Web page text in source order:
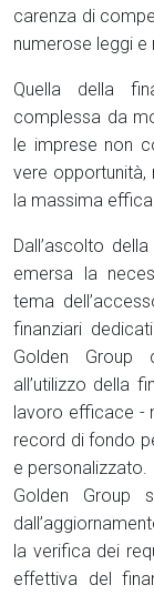
carenza di
numerose leggi e
Quella della
complessa da
le imprese non
vere
la massima
Dall’ascolto
emersa la
tema
finanziari
Golden Group
all’utilizzo della
lavoro efficace -
record di fondo
e personalizzato.
Golden Group
la verifica dei
effettiva del